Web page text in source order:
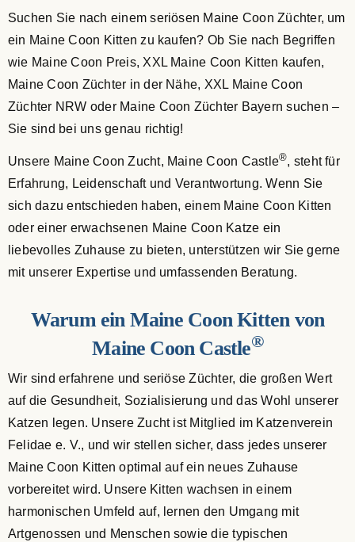
Suchen Sie nach einem seriösen Maine Coon Züchter, um
ein Maine Coon Kitten zu kaufen? Ob Sie nach Begriffen
wie Maine Coon Preis, XXL Maine Coon Kitten kaufen,
Maine Coon Züchter in der Nähe, XXL Maine Coon
Züchter NRW oder Maine Coon Züchter Bayern suchen –
Sie sind bei uns genau richtig!
Unsere Maine Coon Zucht, Maine Coon Castle®, steht für
Erfahrung, Leidenschaft und Verantwortung. Wenn Sie
sich dazu entschieden haben, einem Maine Coon Kitten
oder einer erwachsenen Maine Coon Katze ein
liebevolles Zuhause zu bieten, unterstützen wir Sie gerne
mit unserer Expertise und umfassenden Beratung.
Warum ein Maine Coon Kitten von
Maine Coon Castle®
Wir sind erfahrene und seriöse Züchter, die großen Wert
auf die Gesundheit, Sozialisierung und das Wohl unserer
Katzen legen. Unsere Zucht ist Mitglied im Katzenverein
Felidae e. V., und wir stellen sicher, dass jedes unserer
Maine Coon Kitten optimal auf ein neues Zuhause
vorbereitet wird. Unsere Kitten wachsen in einem
harmonischen Umfeld auf, lernen den Umgang mit
Artgenossen und Menschen sowie die typischen